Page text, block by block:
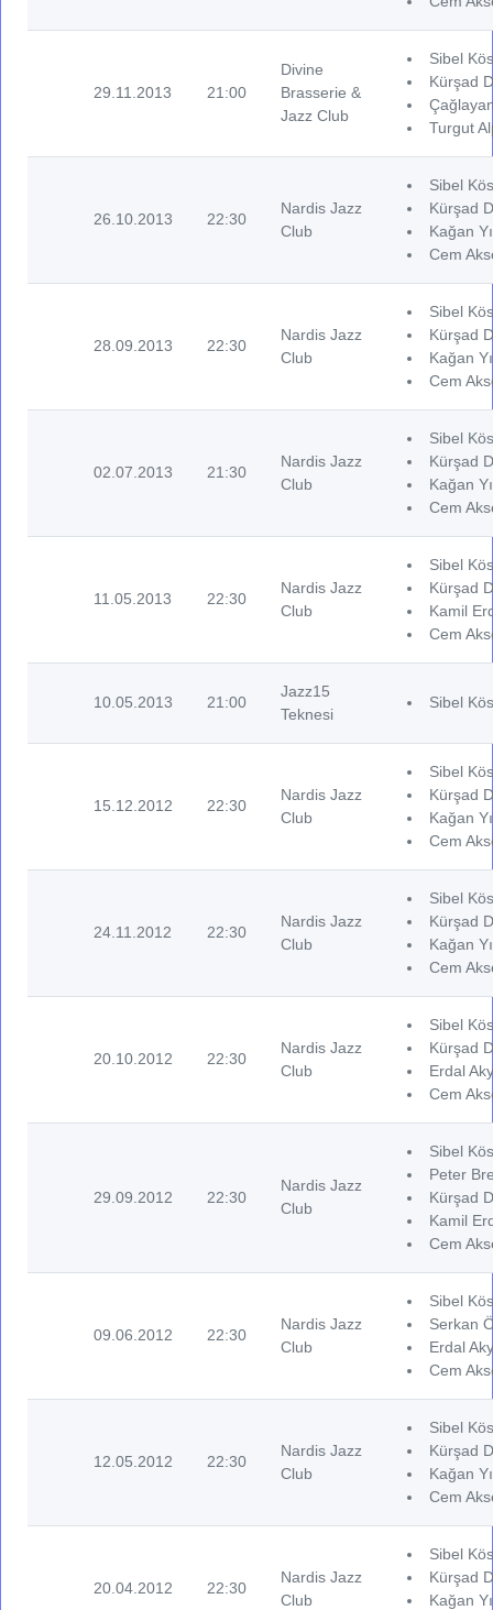
29.11.2013 21:00
Divine
Brasserie &
Jazz Club
Sibel
Kürşad
Turgut
26.10.2013 22:30
Nardis Jazz
Club
Sibel
Kürşad
Kağan
Cem
28.09.2013 22:30
Nardis Jazz
Club
Sibel
Kürşad
Kağan
Cem
02.07.2013 21:30
Nardis Jazz
Club
Sibel
Kürşad
Kağan
Cem
11.05.2013 22:30
Nardis Jazz
Club
Sibel
Kürşad
Kamil
Cem
10.05.2013 21:00
Jazz15
Teknesi
Sibel
15.12.2012 22:30
Nardis Jazz
Club
Sibel
Kürşad
Kağan
Cem
24.11.2012 22:30
Nardis Jazz
Club
Sibel
Kürşad
Kağan
Cem
20.10.2012 22:30
Nardis Jazz
Club
Sibel
Kürşad
Erdal
Cem
29.09.2012 22:30
Nardis Jazz
Club
Sibel
Peter
Kürşad
Kamil
Cem
09.06.2012 22:30
Nardis Jazz
Club
Sibel
Serkan
Erdal
Cem
12.05.2012 22:30
Nardis Jazz
Club
Sibel
Kürşad
Kağan
Cem
20.04.2012 22:30
Nardis Jazz
Club
Sibel
Kürşad
Kağan